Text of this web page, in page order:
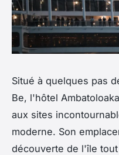
Situé à quelques pas
Be, l'hôtel
aux sites
moderne. Son
découverte de l'île